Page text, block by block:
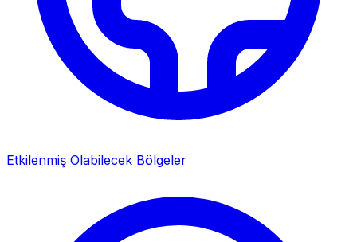
Etkilenmiş Olabilecek Bölgeler